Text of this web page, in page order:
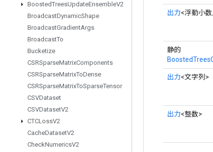
BoostedTreesUpdateEnsembleV2
BroadcastDynamicShape
BroadcastGradientArgs
BroadcastTo
Bucketize
CSRSparseMatrixComponents
CSRSparseMatrixToDense
CSRSparseMatrixToSparseTensor
CSVDataset
CSVDatasetV2
CTCLossV2
CacheDatasetV2
CheckNumericsV2
出力<浮動小
静的
出力<文字列>
出力<整数>